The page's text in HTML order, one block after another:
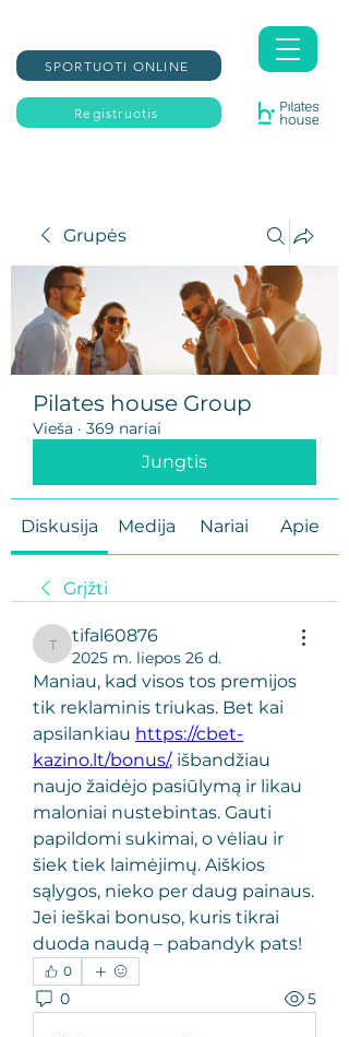
Registruotis
SPORTUOTI ONLINE
Grupės
Pilates house Group
Vieša · 369 nariai
Jungtis
Diskusija Medija Nariai Apie
Grįžti
tifal60876
tifal60876
2025 m. liepos 26 d.
Maniau, kad visos tos premijos
tik reklaminis triukas. Bet kai
apsilankiau https://cbet-
kazino.lt/bonus/, išbandžiau
naujo žaidėjo pasiūlymą ir likau
maloniai nustebintas. Gauti
papildomi sukimai, o vėliau ir
šiek tiek laimėjimų. Aiškios
sąlygos, nieko per daug painaus.
Jei ieškai bonuso, kuris tikrai
duoda naudą – pabandyk pats!
0
0 5